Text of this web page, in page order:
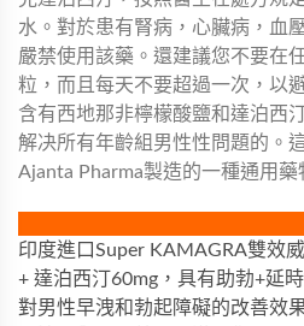
水。對於患有腎病，心臟病，血
嚴禁使用該藥。還建議您不要在
粒，而且每天不要超過一次，以
含有西地那非檸檬酸鹽和達泊西
解决所有年齡組男性性問題的。
Ajanta Pharma製造的一種通用藥
印度進口Super KAMAGRA雙效
+ 達泊西汀60mg，具有助勃+延
對男性早洩和勃起障礙的改善效